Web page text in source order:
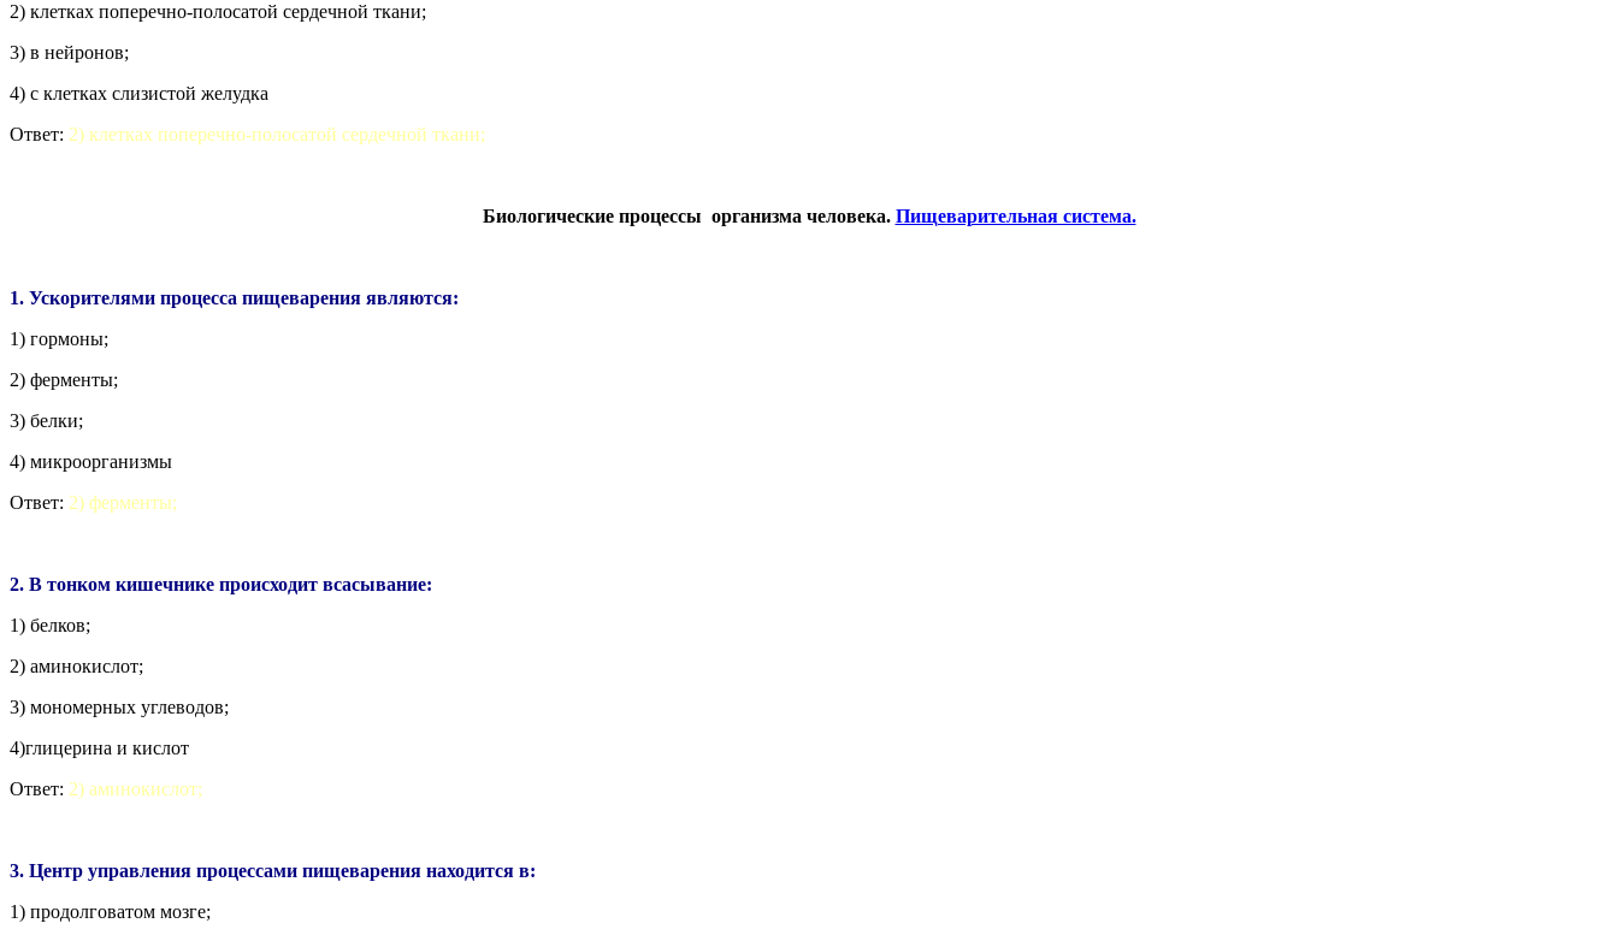
2) клетках поперечно-полосатой сердечной ткани;
3) в нейронов;
4) с клетках слизистой желудка
Ответ: 2) клетках поперечно-полосатой сердечной ткани;
Биологические процессы организма человека. Пищеварительная система.
1. Ускорителями процесса пищеварения являются:
1) гормоны;
2) ферменты;
3) белки;
4) микроорганизмы
Ответ: 2) ферменты;
2. В тонком кишечнике происходит всасывание:
1) белков;
2) аминокислот;
3) мономерных углеводов;
4)глицерина и кислот
Ответ: 2) аминокислот;
3. Центр управления процессами пищеварения находится в:
1) продолговатом мозге;